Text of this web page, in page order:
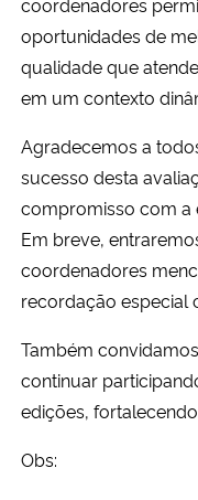
oportunidades de
qualidade que
em um contexto
Agradecemos a
sucesso desta
compromisso com a
Em breve,
coordenadores
recordação especial
Também
continuar
edições,
Obs: